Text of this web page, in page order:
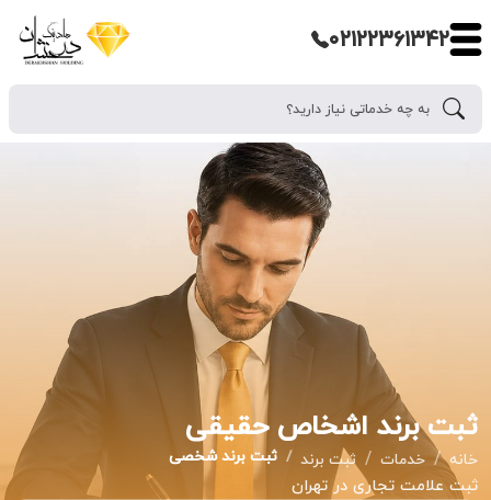
۰۲۱۲۲۳۶۱۳۴۲
ثبت برند اشخاص حقیقی
خانه خدمات ثبت برند ثبت برند شخصی
ثبت علامت تجاری در تهران